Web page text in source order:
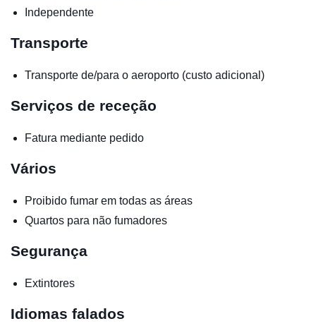
Independente
Transporte
Transporte de/para o aeroporto (custo adicional)
Serviços de receção
Fatura mediante pedido
Vários
Proibido fumar em todas as áreas
Quartos para não fumadores
Segurança
Extintores
Idiomas falados